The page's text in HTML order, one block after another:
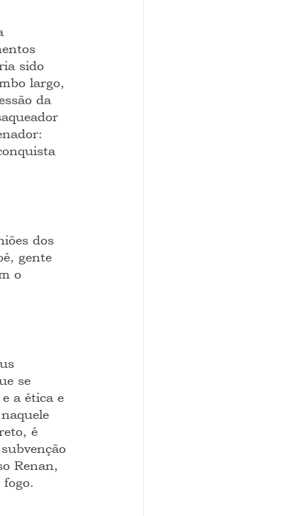
sido
largo,
da
dos
gente
o
se
a ética e
é
Renan,